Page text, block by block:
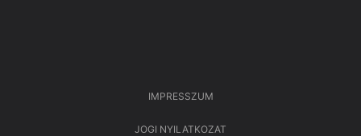
IMPRESSZUM
JOGI NYILATKOZAT